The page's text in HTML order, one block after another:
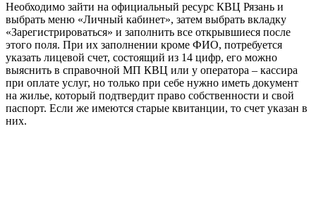
Необходимо зайти на официальный ресурс КВЦ Рязань и
выбрать меню «Личный кабинет», затем выбрать вкладку
«Зарегистрироваться» и заполнить все открывшиеся после
этого поля. При их заполнении кроме ФИО, потребуется
указать лицевой счет, состоящий из 14 цифр, его можно
выяснить в справочной МП КВЦ или у оператора – кассира
при оплате услуг, но только при себе нужно иметь документ
на жилье, который подтвердит право собственности и свой
паспорт. Если же имеются старые квитанции, то счет указан в
них.